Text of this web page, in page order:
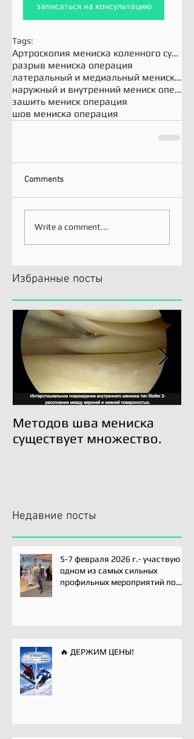
записаться на консультацию
Tags:
Артроскопия мениска коленного сустава
разрыв мениска операция
латеральный и медиальный мениск операция
наружный и внутренний мениск операция
зашить мениск операция
шов мениска операция
Comments
Write a comment...
Избранные посты
Методов шва мениска
существует множество.
Недавние посты
5-7 февраля 2026 г.- участвую
одном из самых сильных
профильных мероприятий по
🔥 ДЕРЖИМ ЦЕНЫ!